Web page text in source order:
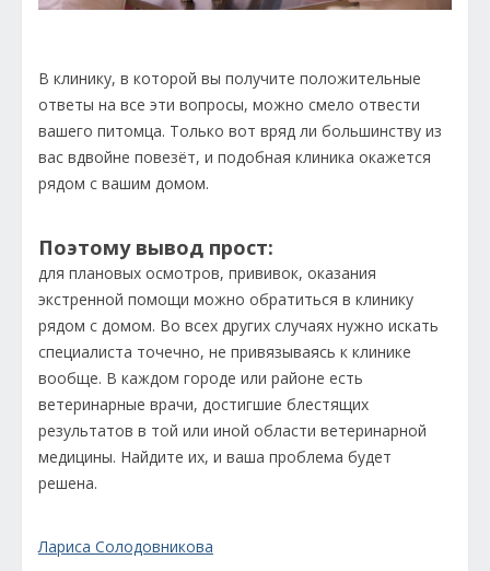
В клинику, в которой вы получите положительные
ответы на все эти вопросы, можно смело отвести
вашего питомца. Только вот вряд ли большинству из
вас вдвойне повезёт, и подобная клиника окажется
рядом с вашим домом.
Поэтому вывод прост:
для плановых осмотров, прививок, оказания
экстренной помощи можно обратиться в клинику
рядом с домом. Во всех других случаях нужно искать
специалиста точечно, не привязываясь к клинике
вообще. В каждом городе или районе есть
ветеринарные врачи, достигшие блестящих
результатов в той или иной области ветеринарной
медицины. Найдите их, и ваша проблема будет
решена.
Лариса Солодовникова